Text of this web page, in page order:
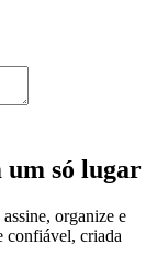
um só lugar
organize e
confiável, criada